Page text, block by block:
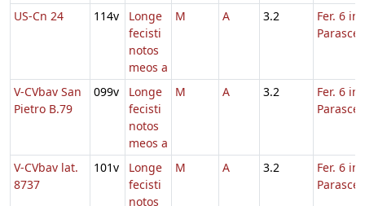
US-Cn 24 114v
Longe
fecisti
notos
meos a
M A 3.2
Fer. 6 in
V-CVbav San
Pietro B.79
099v
Longe
fecisti
notos
meos a
M A 3.2
Fer. 6 in
V-CVbav lat.
8737
101v
Longe
fecisti
notos
M A 3.2
Fer. 6 in